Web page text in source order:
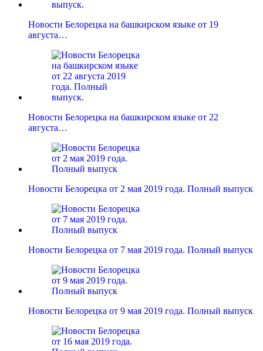
Новости Белорецка на башкирском языке от 19
августа…
Новости Белорецка на башкирском языке от 22
августа…
Новости Белорецка от 2 мая 2019 года. Полный выпуск
Новости Белорецка от 7 мая 2019 года. Полный выпуск
Новости Белорецка от 9 мая 2019 года. Полный выпуск